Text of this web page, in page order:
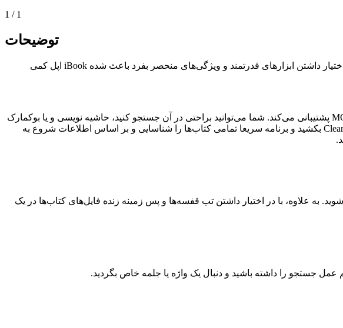
1 / 1
توضیحات
کتابخانه‌ی جدید مک شماست! این برنامه که بطور اختصاصی برای سیستم عامل مک طراحی گردیده با در اختیار داشتن ابزار‌های قدرتمند و ویژگی‌های منحصر بفرد باعث شده iBook اپل کمی
ClearView برنامه‌ای جهت نگهداری و طبقه بندی کتاب‌ها است که از از فرمت های PDF,EPUB(DRMآزاد),CHM و MOBI پشتیبانی می‌کند. شما می‌توانید براحتی در آن جستجو کنید، حاشیه نویسی و یا بوکمارک
اضافه کنید. برای اضافه کردن کتاب‌ها کافیست فولدری که حاوی کتاب‌های الکترونیکی است را به داخل برنامه Clear View بکشید و برنامه سریعا تمامی کتاب‌ها را شناسایی و بر اساس اطلاعات شروع به
به علاوه‌، با در اختیار داشتن تب قفسه‌ها و پس زمینه زنده فایل‌های کتاب‌ها در یک
عمل جستجو را داشته باشید و دنبال یک واژه یا جلمه خاص بگردید.